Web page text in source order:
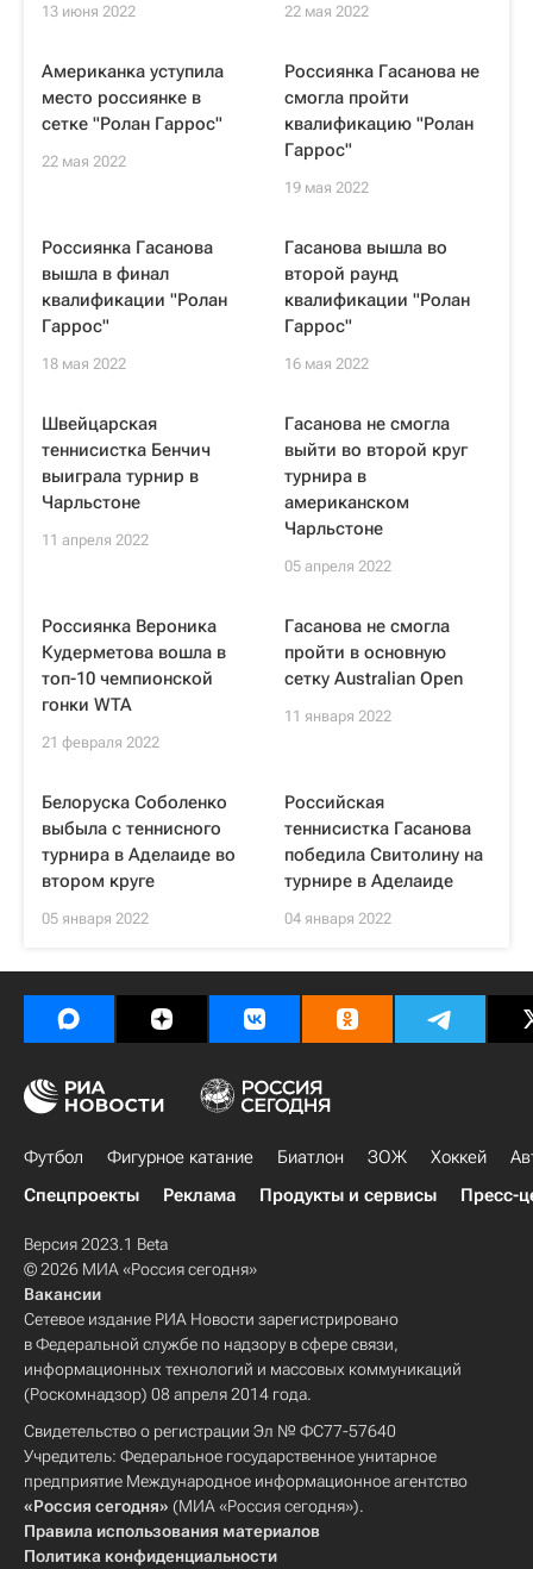
13 июня 2022 22 мая 2022
Американка уступила
место россиянке в
сетке "Ролан Гаррос"
22 мая 2022
Россиянка Гасанова не
смогла пройти
квалификацию "Ролан
Гаррос"
19 мая 2022
Россиянка Гасанова
вышла в финал
квалификации "Ролан
Гаррос"
18 мая 2022
Гасанова вышла во
второй раунд
квалификации "Ролан
Гаррос"
16 мая 2022
Швейцарская
теннисистка Бенчич
выиграла турнир в
Чарльстоне
11 апреля 2022
Гасанова не смогла
выйти во второй круг
турнира в
американском
Чарльстоне
05 апреля 2022
Россиянка Вероника
Кудерметова вошла в
топ-10 чемпионской
гонки WTA
21 февраля 2022
Гасанова не смогла
пройти в основную
сетку Australian Open
11 января 2022
Белоруска Соболенко
выбыла с теннисного
турнира в Аделаиде во
втором круге
05 января 2022
Российская
теннисистка Гасанова
победила Свитолину на
турнире в Аделаиде
04 января 2022
Футбол Фигурное катание Биатлон ЗОЖ Хоккей
Спецпроекты
Реклама Продукты и сервисы Пресс-
Версия 2023.1 Beta
© 2026 МИА «Россия сегодня»
Вакансии
Сетевое издание РИА Новости зарегистрировано
в Федеральной службе по надзору в сфере связи,
информационных технологий и массовых коммуникаций
(Роскомнадзор) 08 апреля 2014 года.
Свидетельство о регистрации Эл № ФС77-57640
Учредитель: Федеральное государственное унитарное
предприятие Международное информационное агентство
«Россия сегодня» (МИА «Россия сегодня»).
Правила использования материалов
Политика конфиденциальности